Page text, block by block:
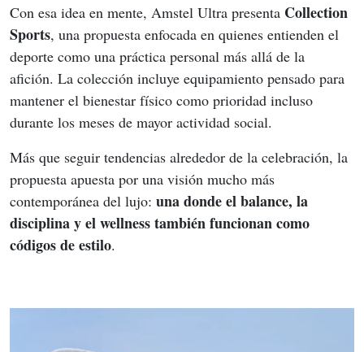
Con esa idea en mente, Amstel Ultra presenta Collection
Sports, una propuesta enfocada en quienes entienden el
deporte como una práctica personal más allá de la
afición. La colección incluye equipamiento pensado para
mantener el bienestar físico como prioridad incluso
durante los meses de mayor actividad social.
Más que seguir tendencias alrededor de la celebración, la
propuesta apuesta por una visión mucho más
contemporánea del lujo: una donde el balance, la
disciplina y el wellness también funcionan como
códigos de estilo.